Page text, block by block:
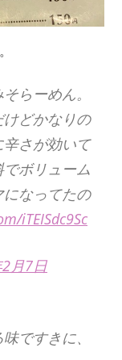
らーめん。
けどかなりの
さが効いて
ボリューム
なってたの
iTEISdc9Sc
月7日
ですきに、